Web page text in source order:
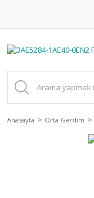
Anasayfa Orta Gerilim